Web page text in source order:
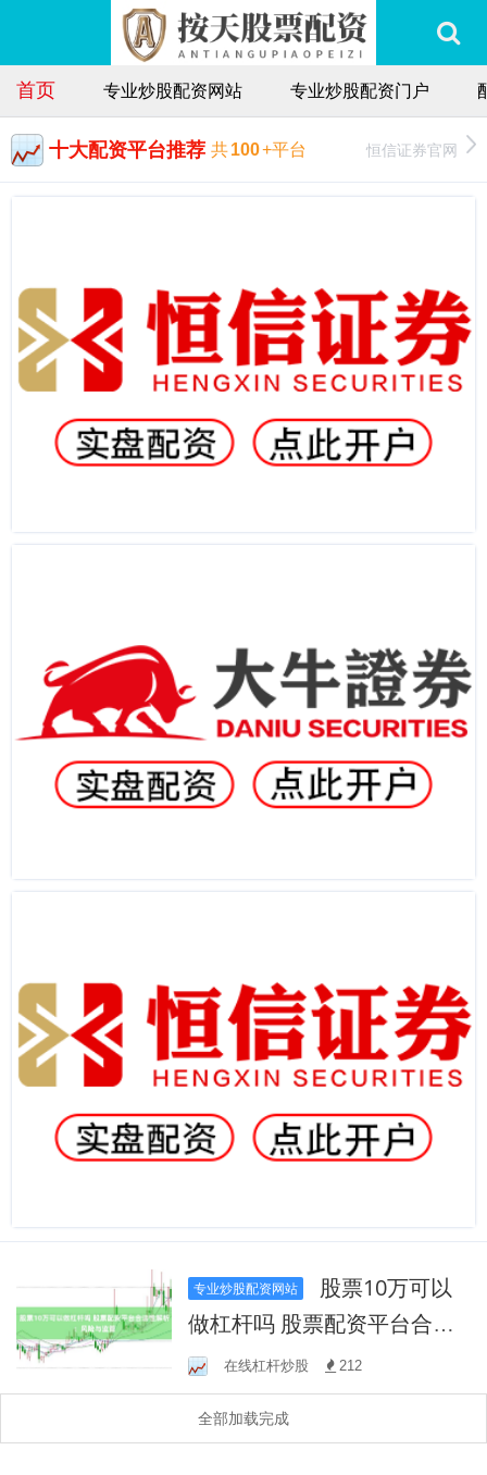
首页 专业炒股配资网站 专业炒股配资门户
十大配资平台推荐 共100+平台 恒信证券官网
专业炒股配资网站
做杠杆吗 股票配资平台合法
性解析：风险与监管
在线杠杆炒股 212
全部加载完成